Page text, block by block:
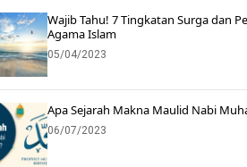
Wajib Tahu! 7 Tingkatan Surga dan
Agama Islam
05/04/2023
Apa Sejarah Makna Maulid Nabi
06/07/2023